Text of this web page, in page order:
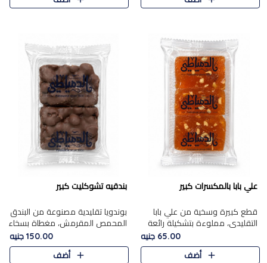
علي بابا بالمكسرات كبير
قطع كبيرة وسخية من علي بابا
التقليدي، مملوءة بتشكيلة رائعة
من المكسرات المحمصة المحمرة.
65.00 جنيه
أضف
بندقيه تشوكليت كبير
بوندويا تقليدية مصنوعة من البندق
المحمص المقرمش، مغطاة بسخاء
بشوكولاتة فاخرة غنية لتحقيق
التوازن المثالي بين قوام القرمشة
ونكهة الشوكولاتة ا..
150.00 جنيه
أضف